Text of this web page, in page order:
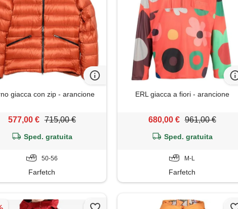
giacca con zip - arancione
577,00 € 715,00 €
Sped. gratuita
50-56
Farfetch
ERL giacca a fiori - arancione
680,00 € 961,00 €
Sped. gratuita
M-L
Farfetch